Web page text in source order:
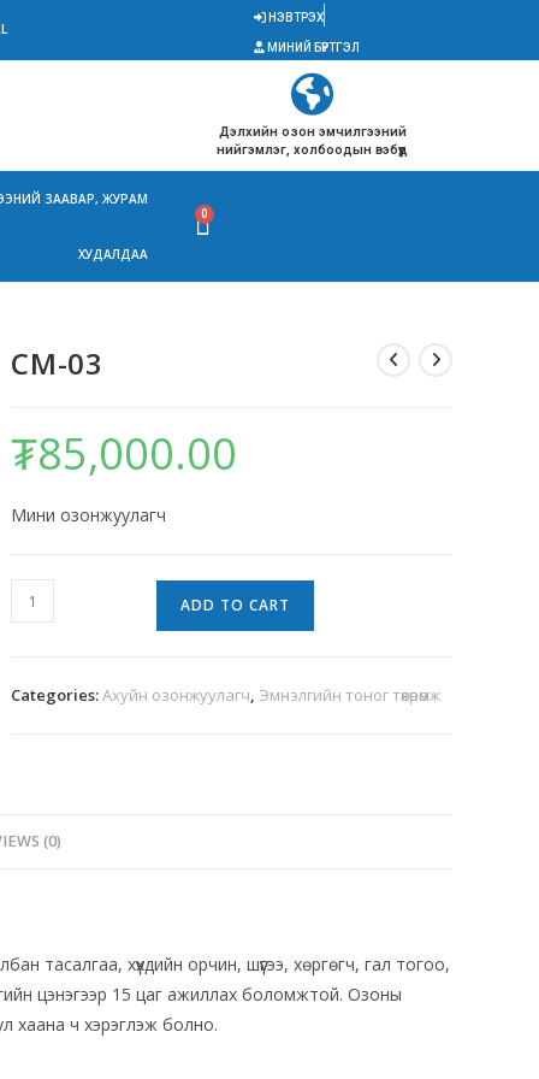
НЭВТРЭХ
МИНИЙ БҮРТГЭЛ
Дэлхийн озон эмчилгээний
нийгэмлэг, холбоодын вэбүүд
ЗААВАР, ЖУРАМ
ХУДАЛДАА
CM-03
₮85,000.00
Мини озонжуулагч
ADD TO CART
Categories:Ахуйн озонжуулагч, Эмнэлгийн тоног төхөөрөмж
(0)
тасалгаа, хүүхдийн орчин, шүүгээ, хөргөгч, гал тогоо,
цэнэгээр 15 цаг ажиллах боломжтой. Озоны
хаана ч хэрэглэж болно.